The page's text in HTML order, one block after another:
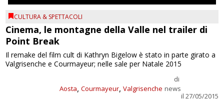
CULTURA & SPETTACOLI
Cinema, le montagne della Valle nel trailer di
Point Break
Aosta, Courmayeur, Valgrisenche
di
news
il 27/05/2015
Il remake del film cult di Kathryn Bigelow è stato in parte girato a
Valgrisenche e Courmayeur; nelle sale per Natale 2015